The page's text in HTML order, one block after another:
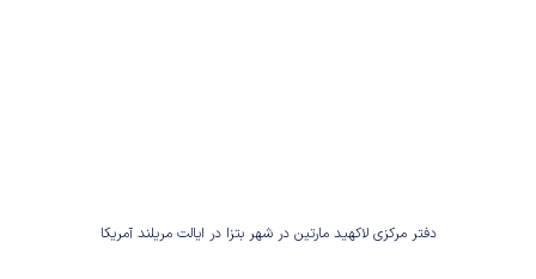
دفتر مرکزی لاکهید مارتین در شهر بتزا در ایالت مریلند آمریکا